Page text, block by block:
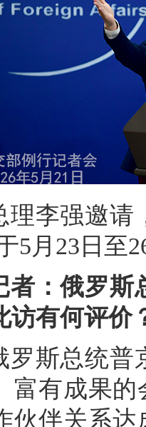
理李强邀
5月23日至
者：俄罗斯
访有何评价
罗斯总统普
富有成果
伙伴关系